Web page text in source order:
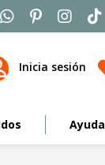
Inicia sesión
Ayuda